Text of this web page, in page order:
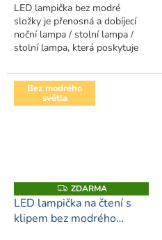
hvězdiček.
LED lampička bez modré
složky je přenosná a dobíjecí
noční lampa / stolní lampa /
stolní lampa, která poskytuje
které je 100% bez modrého
světla a...
Bez modrého
světla
Z
D
A
R
ZDARMA
LED lampička na čtení s
klipem bez modrého